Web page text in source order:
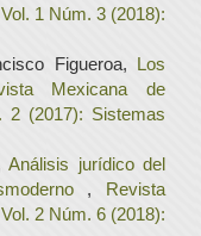
1 Núm. 3 (2018):
Figueroa, Los
Mexicana de
2 (2017): Sistemas
Análisis jurídico del
, Revista
2 Núm. 6 (2018):